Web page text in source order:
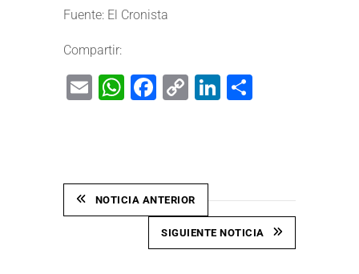
Fuente: El Cronista
Compartir:
EmailWhatsApp
Facebook
CopyLinkedIn
NOTICIA ANTERIOR
SIGUIENTE NOTICIA